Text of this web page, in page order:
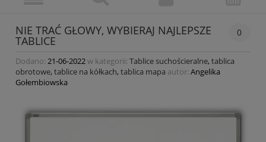
NIE TRAĆ GŁOWY, WYBIERAJ NAJLEPSZE
TABLICE
0
Dodano: 21-06-2022w kategorii: Tablice suchościeralne, tablica
obrotowe, tablice na kółkach, tablica mapa autor: Angelika
Gołembiowska